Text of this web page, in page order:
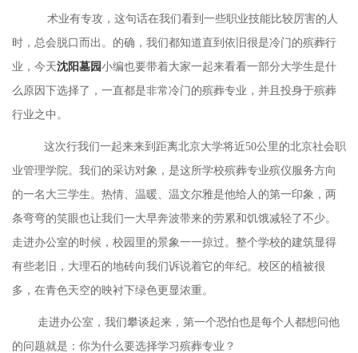
术业有专攻，这句话在我们看到一些职业技能比较厉害的人
时，总会脱口而出。的确，我们都知道直到依旧很是冷门的殡葬行
业，今天沈阳墓园小编也要带着大家一起来看看一部分大学生是什
么原因下选择了，一直都是非常冷门的殡葬专业，并且投身于殡葬
行业之中。
这次行我们一起来来到 距离北京大学将近50公里的北京社会职
业管理学院。我们的采访对象，是这所学校殡葬专业殡仪服务方向
的一名大三学生。热情、温暖、温文尔雅是他给人的第一印象，两
条弯弯的笑眼也让我们一大早奔波带来的劳累和饥饿减轻了不少。
走进办公室的时候，校园里的景象一一掠过。整个学校的建筑显得
有些老旧，大理石的地砖向我们诉说着它的年纪。校区的植被很
多，在青色天空的映衬下绿色更显浓重。
走进办公室，我们攀谈起来，第一个恐怕也是每个人都想问他
的问题就是：你为什么要选择学习殡葬专业？